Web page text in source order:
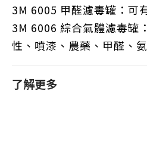
3M 6005 甲醛濾毒罐：可
3M 6006 綜合氣體濾毒罐
性、噴漆、農藥、甲醛、
了解更多